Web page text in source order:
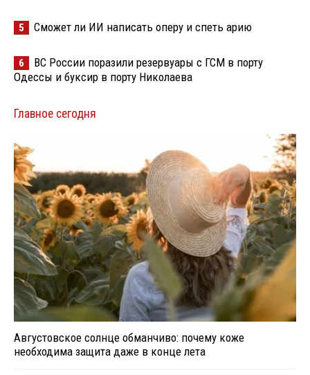
5 Сможет ли ИИ написать оперу и спеть арию
6
ВС России поразили резервуары с ГСМ в порту
Одессы и буксир в порту Николаева
Главное сегодня
Августовское солнце обманчиво: почему коже
необходима защита даже в конце лета